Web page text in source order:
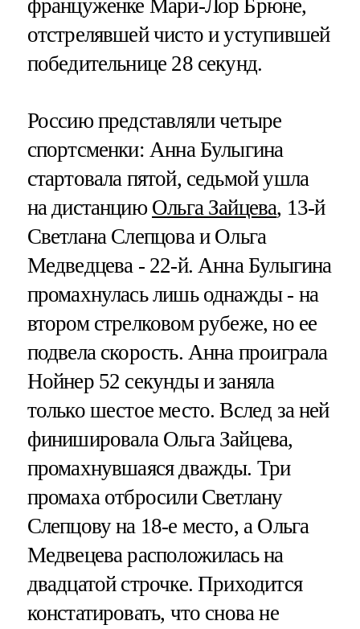
француженке Мари-Лор Брюне,
отстрелявшей чисто и уступившей
победительнице 28 секунд.
Россию представляли четыре
спортсменки: Анна Булыгина
стартовала пятой, седьмой ушла
на дистанцию Ольга Зайцева, 13-й
Светлана Слепцова и Ольга
Медведцева - 22-й. Анна Булыгина
промахнулась лишь однажды - на
втором стрелковом рубеже, но ее
подвела скорость. Анна проиграла
Нойнер 52 секунды и заняла
только шестое место. Вслед за ней
финишировала Ольга Зайцева,
промахнувшаяся дважды. Три
промаха отбросили Светлану
Слепцову на 18-е место, а Ольга
Медвецева расположилась на
двадцатой строчке. Приходится
констатировать, что снова не